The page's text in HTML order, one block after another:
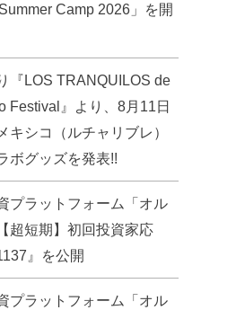
Camp 2026」を開
『LOS TRANQUILOS de
Festival』より、8月11日
キシコ（ルチャリブレ）
ボグッズを発表!!
プラットフォーム「オル
超短期】初回投資家応
』を公開
プラットフォーム「オル